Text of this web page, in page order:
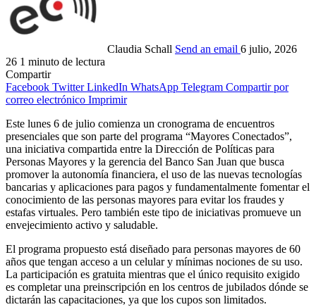
Claudia Schall Send an email 6 julio, 2026
26 1 minuto de lectura
Compartir
Facebook Twitter LinkedIn WhatsApp Telegram Compartir por
correo electrónico Imprimir
Este lunes 6 de julio comienza un cronograma de encuentros
presenciales que son parte del programa “Mayores Conectados”,
una iniciativa compartida entre la Dirección de Políticas para
Personas Mayores y la gerencia del Banco San Juan que busca
promover la autonomía financiera, el uso de las nuevas tecnologías
bancarias y aplicaciones para pagos y fundamentalmente fomentar el
conocimiento de las personas mayores para evitar los fraudes y
estafas virtuales. Pero también este tipo de iniciativas promueve un
envejecimiento activo y saludable.
El programa propuesto está diseñado para personas mayores de 60
años que tengan acceso a un celular y mínimas nociones de su uso.
La participación es gratuita mientras que el único requisito exigido
es completar una preinscripción en los centros de jubilados dónde se
dictarán las capacitaciones, ya que los cupos son limitados.